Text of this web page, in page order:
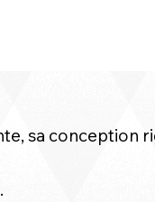
sa conception